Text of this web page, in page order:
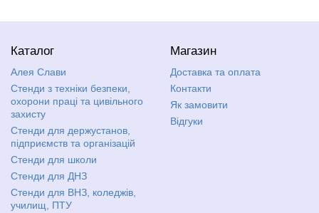
Каталог
Алея Слави
Стенди з техніки безпеки,
охорони праці та цивільного
захисту
Стенди для держустанов,
підприємств та організацій
Стенди для школи
Стенди для ДНЗ
Стенди для ВНЗ, коледжів,
училищ, ПТУ
Магазин
Доставка та оплата
Контакти
Як замовити
Відгуки